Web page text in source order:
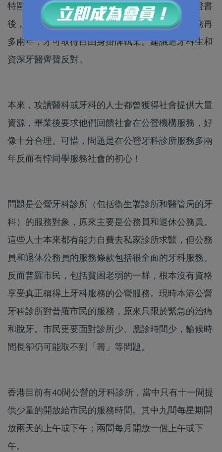
特區政府建議港大牙科畢業生修畢六年取得畢業證書
後，仍須再多實習一年，並在公營的牙科診所服務再
多兩年，才可取得自由身掛牌執業。建議遭牙科生和
資深牙醫齊聲反對。
本來，攻讀醫科或牙科的人士都曾獲得社會提供大量
資源，畢業後要求他們回饋社會在公營機構服務，好
像十分合理。可惜，問題是在公營牙科診所服務多兩
年反而有悖同學服務社會的初心！
問題是公營牙科診所（包括衞生署診所和醫管局的牙
科）的服務對象，原來主要是公務員和退休公務員。
這些人士本來都有能力自費去私家診所求醫，但公務
員和退休公務員的服務條款包括很全面的牙科服務。
反而普羅市民，包括貧困老弱的一群，根本沒有資格
享受真正稱得上牙科服務的公營服務。現時本港公營
牙科診所對普羅市民的服務，原來只限於緊急的治痛
和脫牙。市民更要面對診所少、應診時間少，輪候時
間長卻仍可能取不到「籌」等問題。
香港目前有40間公營的牙科診所，當中只有十一間提
供少量的開放給市民的服務時間。其中九間每星期開
放兩天的上午或下午；兩間每月開放一個上午或下
午。